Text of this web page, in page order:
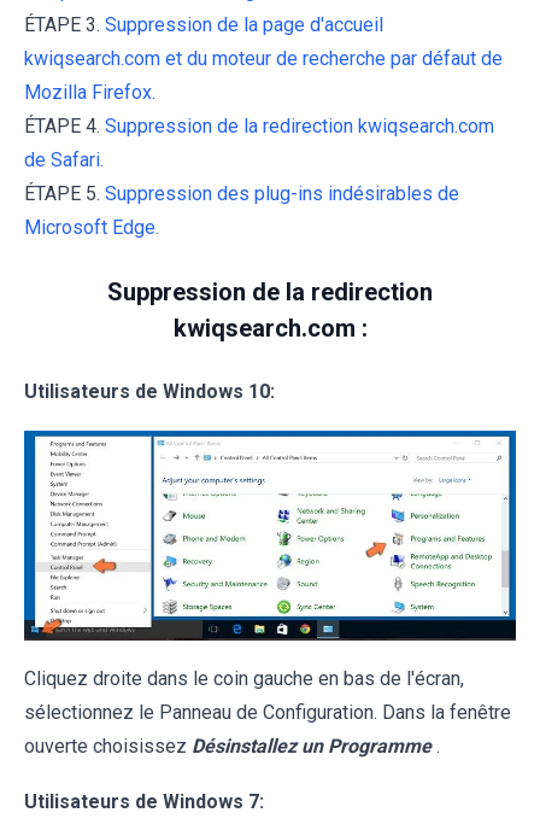
ÉTAPE 3. Suppression de la page d'accueil
kwiqsearch.com et du moteur de recherche par défaut de
Mozilla Firefox.
ÉTAPE 4. Suppression de la redirection kwiqsearch.com
de Safari.
ÉTAPE 5. Suppression des plug-ins indésirables de
Microsoft Edge.
Suppression de la redirection
kwiqsearch.com :
Utilisateurs de Windows 10:
Cliquez droite dans le coin gauche en bas de l'écran,
sélectionnez le Panneau de Configuration. Dans la fenêtre
ouverte choisissez Désinstallez un Programme .
Utilisateurs de Windows 7: